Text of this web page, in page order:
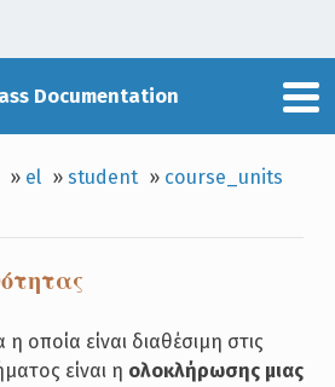
Documentation
» el »student » course_units
οποία είναι διαθέσιμη στις
είναι η ολοκλήρωσης μιας